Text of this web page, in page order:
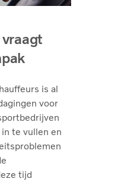
is al
voor
te vullen en
tijd